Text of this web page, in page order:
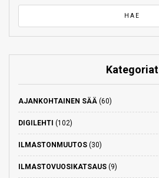
Kategoriat
AJANKOHTAINEN SÄÄ (60)
DIGILEHTI (102)
ILMASTONMUUTOS (30)
ILMASTOVUOSIKATSAUS (9)